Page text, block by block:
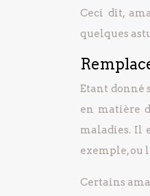
Ceci dit,
quelques
Etant donné
en matière
maladies. Il
exemple, ou
Certains